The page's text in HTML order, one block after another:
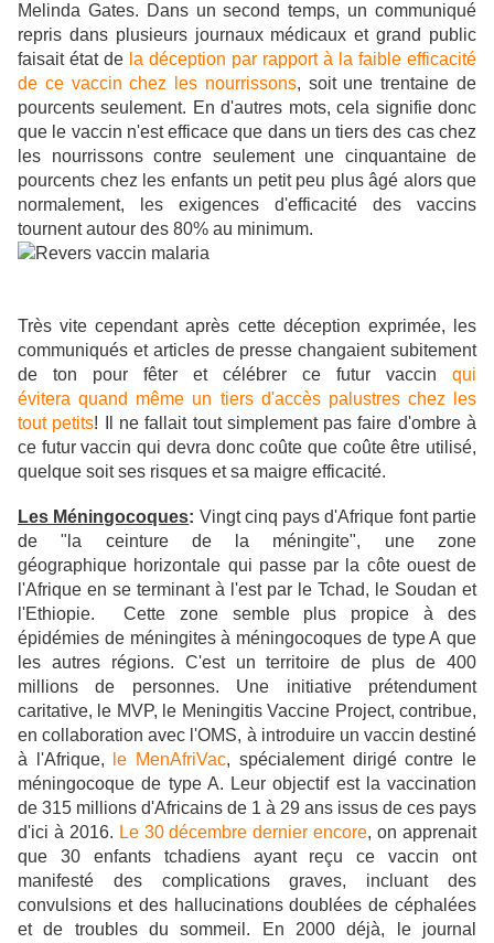
Melinda Gates. Dans un second temps, un communiqué
repris dans plusieurs journaux médicaux et grand public
faisait état de la déception par rapport à la faible efficacité
de ce vaccin chez les nourrissons, soit une trentaine de
pourcents seulement. En d'autres mots, cela signifie donc
que le vaccin n'est efficace que dans un tiers des cas chez
les nourrissons contre seulement une cinquantaine de
pourcents chez les enfants un petit peu plus âgé alors que
normalement, les exigences d'efficacité des vaccins
tournent autour des 80% au minimum.
Très vite cependant après cette déception exprimée, les
communiqués et articles de presse changaient subitement
de ton pour fêter et célébrer ce futur vaccin qui
évitera quand même un tiers d'accès palustres chez les
tout petits! Il ne fallait tout simplement pas faire d'ombre à
ce futur vaccin qui devra donc coûte que coûte être utilisé,
quelque soit ses risques et sa maigre efficacité.
Les Méningocoques: Vingt cinq pays d'Afrique font partie
de "la ceinture de la méningite", une zone
géographique horizontale qui passe par la côte ouest de
l'Afrique en se terminant à l'est par le Tchad, le Soudan et
l'Ethiopie. Cette zone semble plus propice à des
épidémies de méningites à méningocoques de type A que
les autres régions. C'est un territoire de plus de 400
millions de personnes. Une initiative prétendument
caritative, le MVP, le Meningitis Vaccine Project, contribue,
en collaboration avec l'OMS, à introduire un vaccin destiné
à l'Afrique,
le MenAfriVac, spécialement dirigé contre le
méningocoque de type A. Leur objectif est la vaccination
de 315 millions d'Africains de 1 à 29 ans issus de ces pays
d'ici à 2016. Le 30 décembre dernier encore, on apprenait
que 30 enfants tchadiens ayant reçu ce vaccin ont
manifesté des complications graves, incluant des
convulsions et des hallucinations doublées de céphalées
et de troubles du sommeil. En 2000 déjà, le journal